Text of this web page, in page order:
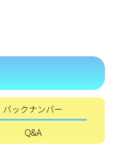
バックナンバー
Q&A